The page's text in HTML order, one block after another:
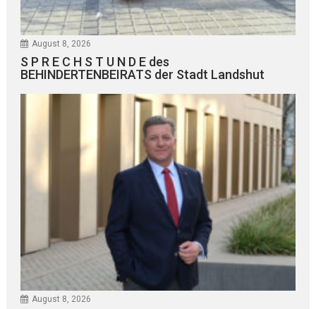
August 8, 2026
S P R E C H S T U N D E des
BEHINDERTENBEIRATS der Stadt Landshut
August 8, 2026